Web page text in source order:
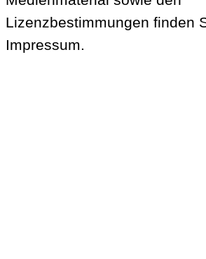
Lizenzbestimmungen finden
Impressum.